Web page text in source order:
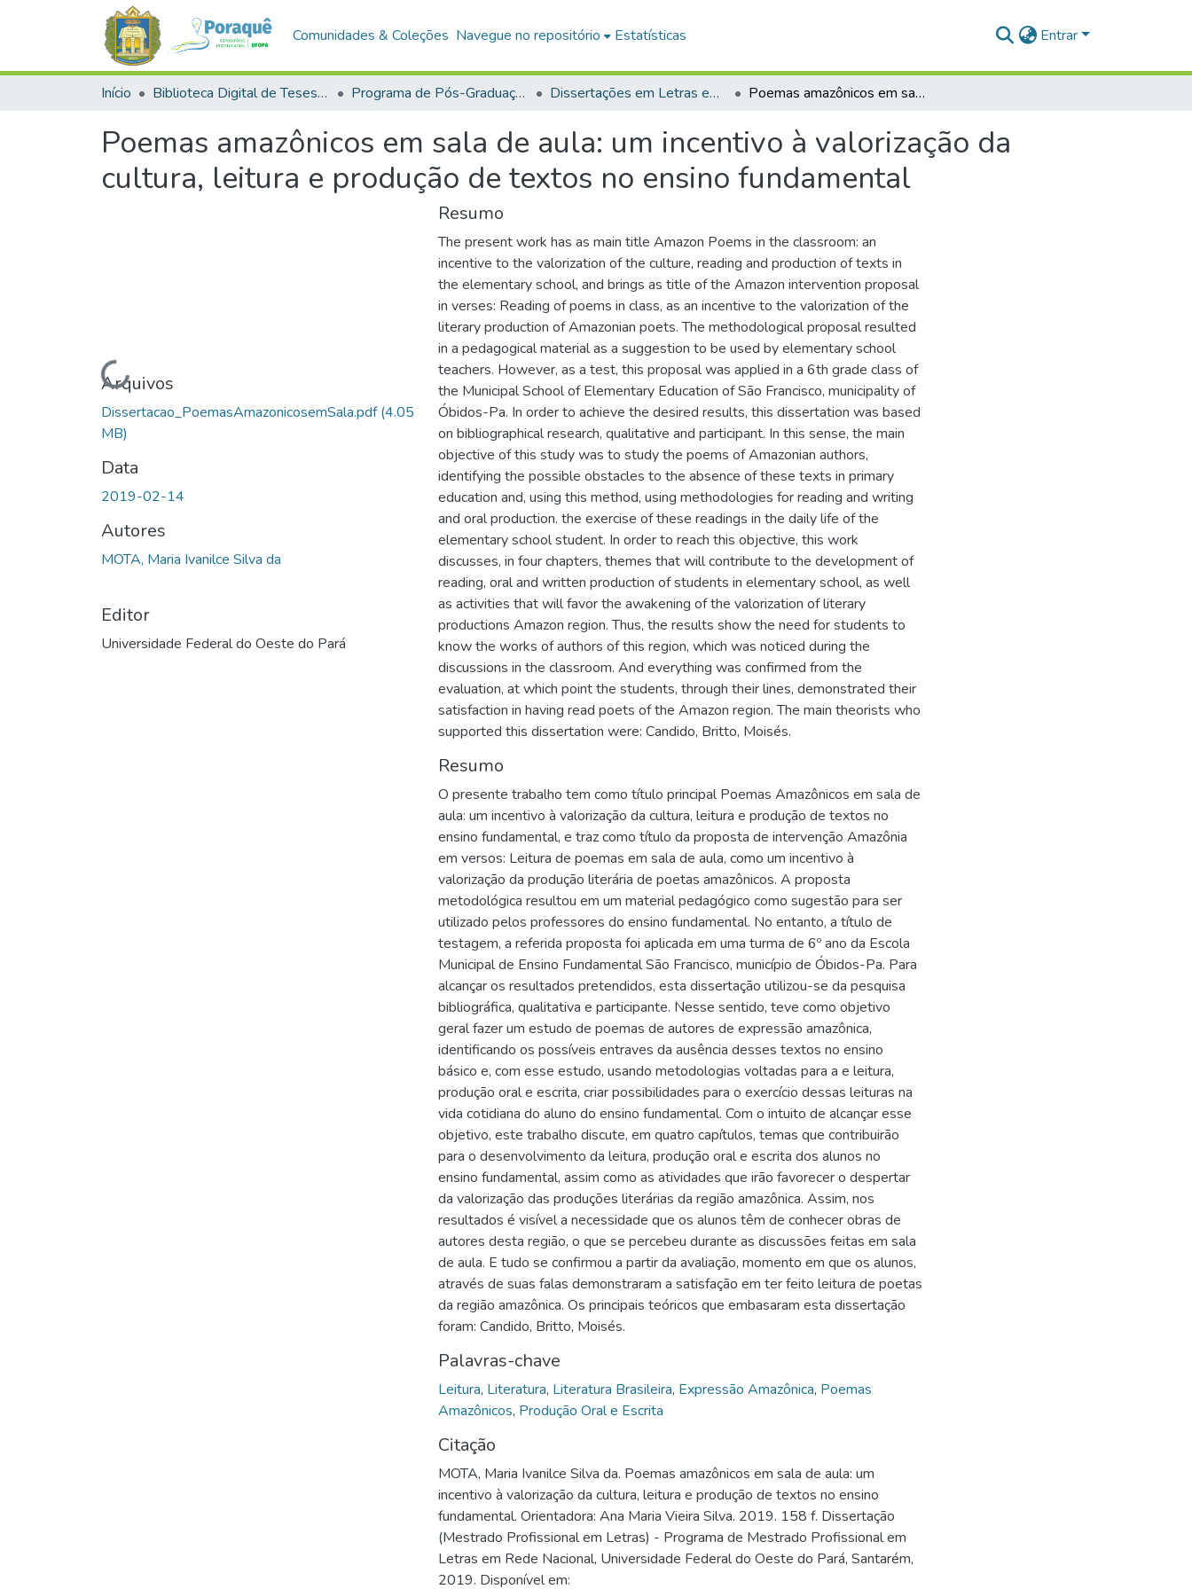
Comunidades & Coleções Navegue no repositório Estatísticas Entrar
Início Biblioteca Digital de Teses e Dissertações (BDTD) Programa de Pós-Graduação em Mestrado Profissional em Letras em Rede Nacional (PROFLETRAS) Dissertações em Letras em Rede Nacional (Mestrado Profissional) Poemas amazônicos em sala de aula: um incentivo à valorização da cultura, leitura e produção de textos no ensino fundamental
Poemas amazônicos em sala de aula: um incentivo à valorização da
cultura, leitura e produção de textos no ensino fundamental
Carregando...Arquivos
Dissertacao_PoemasAmazonicosemSala.pdf(4.05
MB)
Data
2019-02-14
Autores
MOTA, Maria Ivanilce Silva da
Editor
Universidade Federal do Oeste do Pará
Resumo
The present work has as main title Amazon Poems in the classroom: an
incentive to the valorization of the culture, reading and production of texts in
the elementary school, and brings as title of the Amazon intervention proposal
in verses: Reading of poems in class, as an incentive to the valorization of the
literary production of Amazonian poets. The methodological proposal resulted
in a pedagogical material as a suggestion to be used by elementary school
teachers. However, as a test, this proposal was applied in a 6th grade class of
the Municipal School of Elementary Education of São Francisco, municipality of
Óbidos-Pa. In order to achieve the desired results, this dissertation was based
on bibliographical research, qualitative and participant. In this sense, the main
objective of this study was to study the poems of Amazonian authors,
identifying the possible obstacles to the absence of these texts in primary
education and, using this method, using methodologies for reading and writing
and oral production. the exercise of these readings in the daily life of the
elementary school student. In order to reach this objective, this work
discusses, in four chapters, themes that will contribute to the development of
reading, oral and written production of students in elementary school, as well
as activities that will favor the awakening of the valorization of literary
productions Amazon region. Thus, the results show the need for students to
know the works of authors of this region, which was noticed during the
discussions in the classroom. And everything was confirmed from the
evaluation, at which point the students, through their lines, demonstrated their
satisfaction in having read poets of the Amazon region. The main theorists who
supported this dissertation were: Candido, Britto, Moisés.
Resumo
O presente trabalho tem como título principal Poemas Amazônicos em sala de
aula: um incentivo à valorização da cultura, leitura e produção de textos no
ensino fundamental, e traz como título da proposta de intervenção Amazônia
em versos: Leitura de poemas em sala de aula, como um incentivo à
valorização da produção literária de poetas amazônicos. A proposta
metodológica resultou em um material pedagógico como sugestão para ser
utilizado pelos professores do ensino fundamental. No entanto, a título de
testagem, a referida proposta foi aplicada em uma turma de 6º ano da Escola
Municipal de Ensino Fundamental São Francisco, município de Óbidos-Pa. Para
alcançar os resultados pretendidos, esta dissertação utilizou-se da pesquisa
bibliográfica, qualitativa e participante. Nesse sentido, teve como objetivo
geral fazer um estudo de poemas de autores de expressão amazônica,
identificando os possíveis entraves da ausência desses textos no ensino
básico e, com esse estudo, usando metodologias voltadas para a e leitura,
produção oral e escrita, criar possibilidades para o exercício dessas leituras na
vida cotidiana do aluno do ensino fundamental. Com o intuito de alcançar esse
objetivo, este trabalho discute, em quatro capítulos, temas que contribuirão
para o desenvolvimento da leitura, produção oral e escrita dos alunos no
ensino fundamental, assim como as atividades que irão favorecer o despertar
da valorização das produções literárias da região amazônica. Assim, nos
resultados é visível a necessidade que os alunos têm de conhecer obras de
autores desta região, o que se percebeu durante as discussões feitas em sala
de aula. E tudo se confirmou a partir da avaliação, momento em que os alunos,
através de suas falas demonstraram a satisfação em ter feito leitura de poetas
da região amazônica. Os principais teóricos que embasaram esta dissertação
foram: Candido, Britto, Moisés.
Palavras-chave
Leitura, Literatura, Literatura Brasileira, Expressão Amazônica, Poemas
Amazônicos, Produção Oral e Escrita
Citação
MOTA, Maria Ivanilce Silva da. Poemas amazônicos em sala de aula: um
incentivo à valorização da cultura, leitura e produção de textos no ensino
fundamental. Orientadora: Ana Maria Vieira Silva. 2019. 158 f. Dissertação
(Mestrado Profissional em Letras) - Programa de Mestrado Profissional em
Letras em Rede Nacional, Universidade Federal do Oeste do Pará, Santarém,
2019. Disponível em: